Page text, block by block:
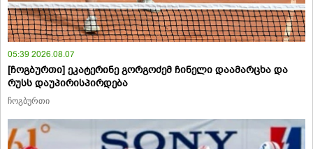
05:39 2026.08.07
[ჩოგბურთი] ეკატერინე გორგოძემ ჩინელი დაამარცხა და
რუსს დაუპირისპირდება
ჩოგბურთი